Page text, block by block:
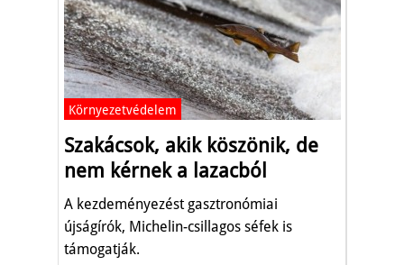
Környezetvédelem
Szakácsok, akik köszönik, de
nem kérnek a lazacból
A kezdeményezést gasztronómiai
újságírók, Michelin-csillagos séfek is
támogatják.